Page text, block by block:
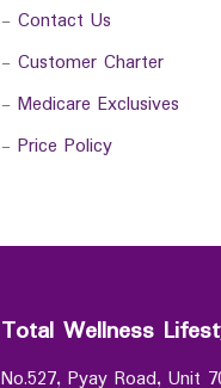
- Contact Us
- Customer Charter
- Medicare Exclusives
- Price Policy
Total Wellness
No.527, Pyay Road, Unit